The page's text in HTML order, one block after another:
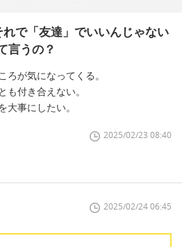
で「友達」でいいんじゃない
言うの？
ろが気になってくる。
付き合えない。
事にしたい。
2025/02/23 08:40
2025/02/24 06:45